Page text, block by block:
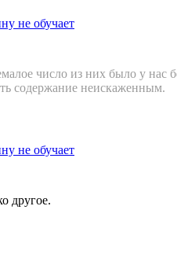
не обучает
число из них было у нас
содержание неискаженным.
не обучает
другое.